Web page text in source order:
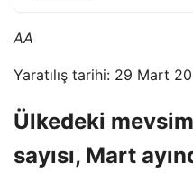
AA
Yaratılış tarihi: 29 Mart
Ülkedeki
sayısı, Mart